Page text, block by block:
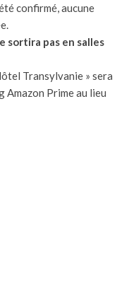
confirmé, aucune
sortira pas en salles
Transylvanie » sera
Prime au lieu